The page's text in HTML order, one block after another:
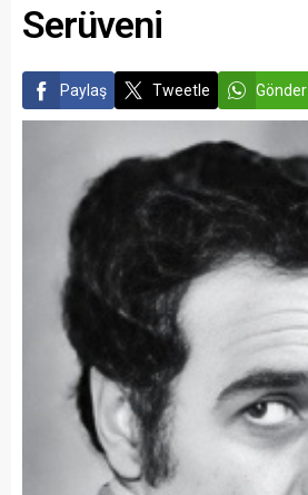
Serüveni
Paylaş Tweetle Gönder